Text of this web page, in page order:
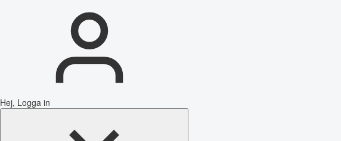
Hej, Logga in